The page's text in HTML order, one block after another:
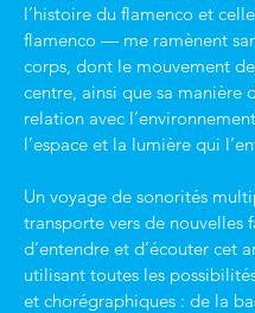
l’histoire du flamenco et
flamenco — me ramènent
corps, dont le mouvement
centre, ainsi que sa manière
relation avec
l’espace et la lumière qui
Un voyage de sonorités
transporte vers de nouvelles
d’entendre et d’écouter cet
utilisant toutes les
et chorégraphiques : de la